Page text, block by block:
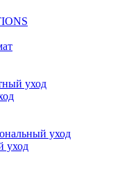
уход
уход
уход